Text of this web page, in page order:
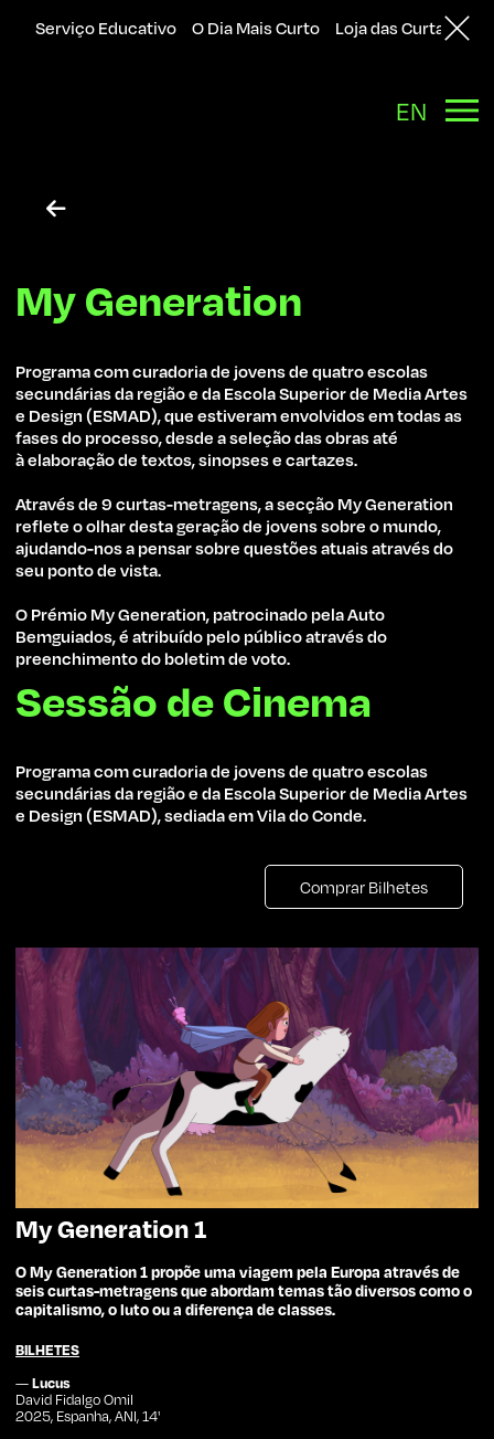
Serviço Educativo O Dia Mais Curto Loja das Curtas
EN

My Generation
Programa com curadoria de jovens de quatro escolas
secundárias da região e da Escola Superior de Media Artes
e Design (ESMAD), que estiveram envolvidos em todas as
fases do processo, desde a seleção das obras até
à elaboração de textos, sinopses e cartazes.
Através de 9 curtas-metragens, a secção My Generation
reflete o olhar desta geração de jovens sobre o mundo,
ajudando-nos a pensar sobre questões atuais através do
seu ponto de vista.
O Prémio My Generation, patrocinado pela Auto
Bemguiados, é atribuído pelo público através do
preenchimento do boletim de voto.
Sessão de Cinema
Programa com curadoria de jovens de quatro escolas
secundárias da região e da Escola Superior de Media Artes
e Design (ESMAD), sediada em Vila do Conde.
Comprar Bilhetes
My Generation 1
O My Generation 1 propõe uma viagem pela Europa através de
seis curtas-metragens que abordam temas tão diversos como o
capitalismo, o luto ou a diferença de classes.
BILHETES
—Lucus
David Fidalgo Omil
2025, Espanha, ANI, 14'